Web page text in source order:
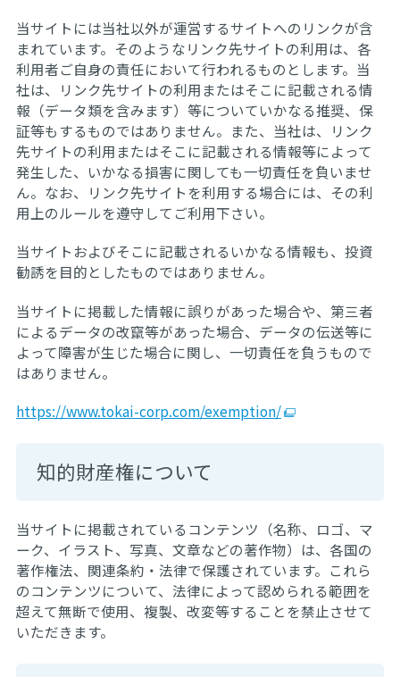
当サイトには当社以外が運営するサイトへのリンクが含
まれています。そのようなリンク先サイトの利用は、各
利用者ご自身の責任において行われるものとします。当
社は、リンク先サイトの利用またはそこに記載される情
報（データ類を含みます）等についていかなる推奨、保
証等もするものではありません。また、当社は、リンク
先サイトの利用またはそこに記載される情報等によって
発生した、いかなる損害に関しても一切責任を負いませ
ん。なお、リンク先サイトを利用する場合には、その利
用上のルールを遵守してご利用下さい。
当サイトおよびそこに記載されるいかなる情報も、投資
勧誘を目的としたものではありません。
当サイトに掲載した情報に誤りがあった場合や、第三者
によるデータの改竄等があった場合、データの伝送等に
よって障害が生じた場合に関し、一切責任を負うもので
はありません。
https://www.tokai-corp.com/exemption/
知的財産権について
当サイトに掲載されているコンテンツ（名称、ロゴ、マ
ーク、イラスト、写真、文章などの著作物）は、各国の
著作権法、関連条約・法律で保護されています。これら
のコンテンツについて、法律によって認められる範囲を
超えて無断で使用、複製、改変等することを禁止させて
いただきます。